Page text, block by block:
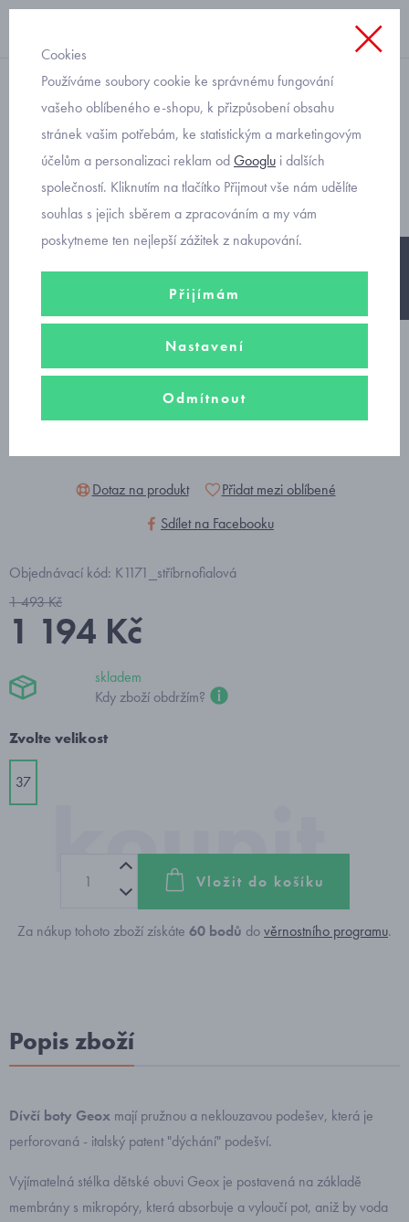
blikací
Geox blikací dívčí obuv na
suché zipy velikost 32 až 37
Dotaz na produkt
Přidat mezi oblíbené
Sdílet na Facebooku
Objednávací kód: K1171_stříbrnofialová
1 493 Kč
1 194 Kč
skladem
Kdy zboží obdržím?
Zvolte velikost
37
Vložit do košíku
Za nákup tohoto zboží získáte 60 bodů dověrnostního programu.
Popis zboží
Dívčí boty Geox mají pružnou a neklouzavou podešev, která je
perforovaná - italský patent "dýchání" podešví.
Vyjímatelná stélka dětské obuvi Geox je postavená na základě
membrány s mikropóry, která absorbuje a vyloučí pot, aniž by voda
Cookies
Používáme soubory cookie ke správnému fungování
vašeho oblíbeného e-shopu, k přizpůsobení obsahu
stránek vašim potřebám, ke statistickým a marketingovým
účelům a personalizaci reklam odGooglu i dalších
společností. Kliknutím na tlačítko Přijmout vše nám udělíte
souhlas s jejich sběrem a zpracováním a my vám
poskytneme ten nejlepší zážitek z nakupování.
Přijímám
Nastavení
Odmítnout